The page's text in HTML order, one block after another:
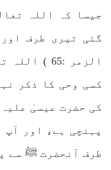
جیسا کہ اللہ
گئی تیری طرف
الزمر :65
کسی وحی کا ذکر
کی حضرت عیسیٰ
پہنچی ہے، اور
طرف آنحضرت ﷺ سے